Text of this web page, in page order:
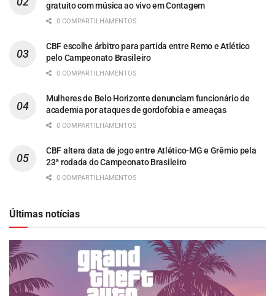
gratuito com música ao vivo em Contagem
0 COMPARTILHAMENTOS
CBF escolhe árbitro para partida entre Remo e Atlético
pelo Campeonato Brasileiro
0 COMPARTILHAMENTOS
Mulheres de Belo Horizonte denunciam funcionário de
academia por ataques de gordofobia e ameaças
0 COMPARTILHAMENTOS
CBF altera data de jogo entre Atlético-MG e Grêmio pela
23ª rodada do Campeonato Brasileiro
0 COMPARTILHAMENTOS
Últimas notícias